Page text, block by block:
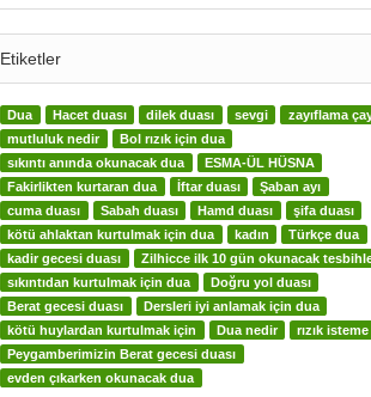
Etiketler
Dua Hacet duası dilek duası sevgi
zayıflama
mutluluk nedir
Bol rızık için dua
sıkıntı anında okunacak dua
ESMA-ÜL HÜSNA
Fakirlikten kurtaran dua
İftar duası
Şaban ayı
cuma duası
Sabah duası Hamd duası
şifa duası
kötü ahlaktan kurtulmak için dua
kadın
Türkçe dua
kadir gecesi duası
Zilhicce ilk 10 gün okunacak
sıkıntıdan kurtulmak için dua
Doğru yol duası
Berat gecesi duası
Dersleri iyi anlamak için dua
kötü huylardan kurtulmak için
Dua nedir
rızık
Peygamberimizin Berat gecesi duası
evden çıkarken okunacak dua